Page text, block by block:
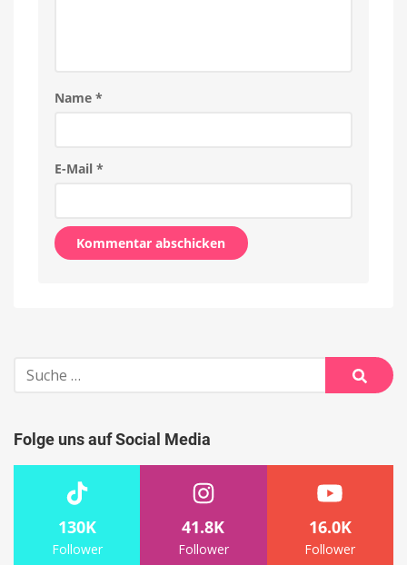
Name *
E-Mail *
Suche
nach:
Suche
Folge uns auf Social Media
130K
Follower
41.8K
Follower
16.0K
Follower